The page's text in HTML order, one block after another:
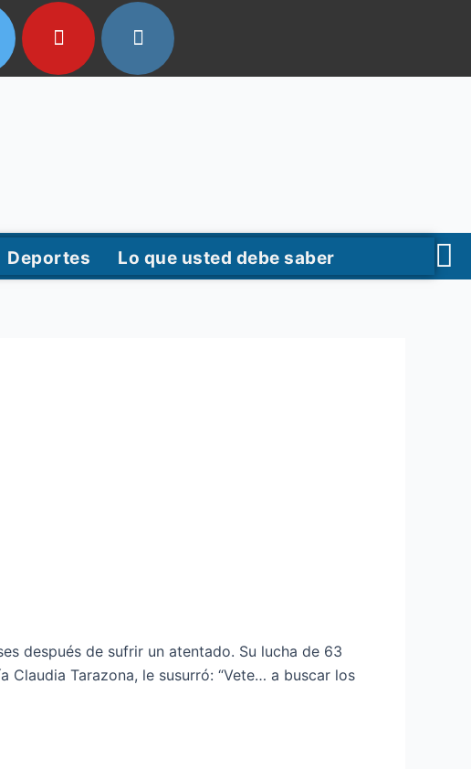
Deportes Lo que usted debe saber
después de sufrir un atentado. Su lucha de 63
Tarazona, le susurró: “Vete… a buscar los